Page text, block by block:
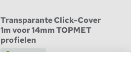
Transparante Click-Cover
1m voor 14mm TOPMET
profielen
Op voorraad